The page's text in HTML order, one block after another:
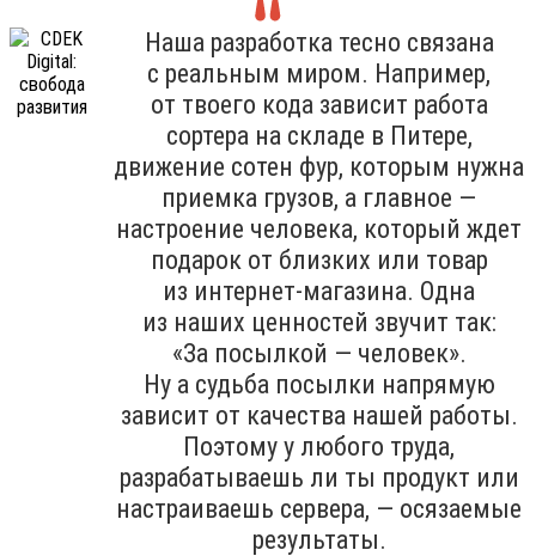
Наша разработка тесно связана
с реальным миром. Например,
от твоего кода зависит работа
сортера на складе в Питере,
движение сотен фур, которым нужна
приемка грузов, а главное —
настроение человека, который ждет
подарок от близких или товар
из интернет-магазина. Одна
из наших ценностей звучит так:
«За посылкой — человек».
Ну а судьба посылки напрямую
зависит от качества нашей работы.
Поэтому у любого труда,
разрабатываешь ли ты продукт или
настраиваешь сервера, — осязаемые
результаты.